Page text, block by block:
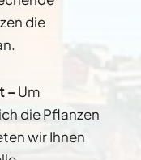
die
– Um
die Pflanzen
wir Ihnen